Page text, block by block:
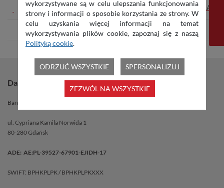
wykorzystywane są w celu ulepszania funkcjonowania
strony i informacji o sposobie korzystania ze strony. W
celu uzyskania więcej informacji na temat
wykorzystywania plików cookie, zapoznaj się z naszą
Polityką cookie.
ODRZUĆ WSZYSTKIE SPERSONALIZUJ
ZEZWÓL NA WSZYSTKIE
NASTĘPNA
WSZYSTKIE WALNE ZGROMADZENIA
Dane banku
Bank BPH SA
ul. Cypriana Kamila Norwida 1
80-280 Gdańsk
ADE: AE:PL-39527-67901-EJIDH-17
SWIFT: BPHKPLPK / BPHKPLPKXXX